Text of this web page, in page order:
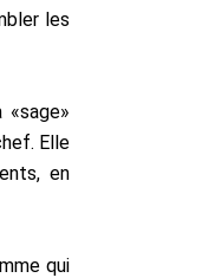
les
Elle
en
qui